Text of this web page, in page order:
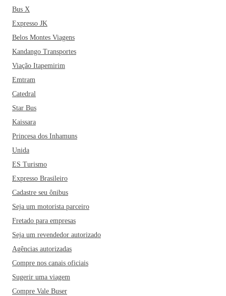
Bus X
Expresso JK
Belos Montes Viagens
Kandango Transportes
Viação Itapemirim
Emtram
Catedral
Star Bus
Kaissara
Princesa dos Inhamuns
Unida
ES Turismo
Expresso Brasileiro
Cadastre seu ônibus
Seja um motorista parceiro
Fretado para empresas
Seja um revendedor autorizado
Agências autorizadas
Compre nos canais oficiais
Sugerir uma viagem
Compre Vale Buser